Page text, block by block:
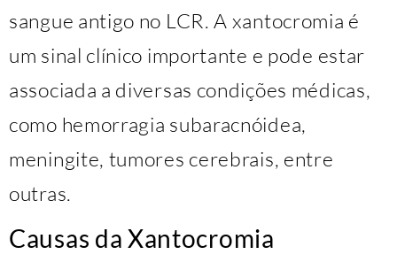
sangue antigo no LCR. A xantocromia é
um sinal clínico importante e pode estar
associada a diversas condições médicas,
como hemorragia subaracnóidea,
meningite, tumores cerebrais, entre
outras.
Causas da Xantocromia